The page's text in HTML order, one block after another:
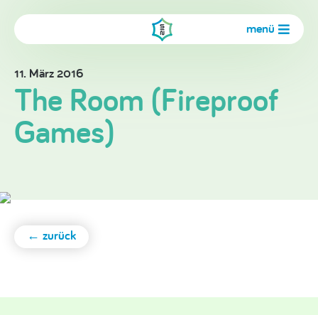
menü
11. März 2016
The Room (Fireproof
Games)
← zurück